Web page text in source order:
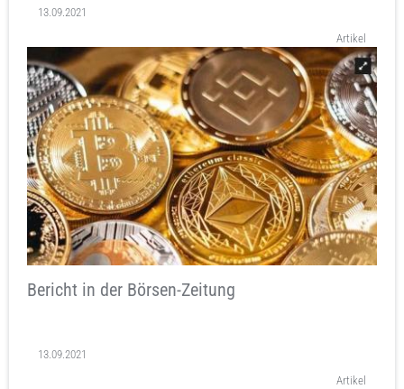
13.09.2021
Artikel
Bericht in der Börsen-Zeitung
13.09.2021
Artikel